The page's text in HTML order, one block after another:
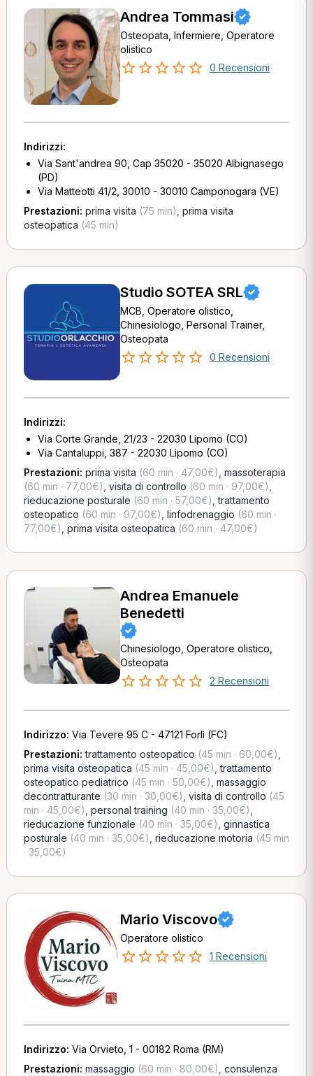
Andrea Tommasi
Osteopata, Infermiere, Operatore
olistico
0 Recensioni
Indirizzi:
Via Sant'andrea 90, Cap 35020 - 35020 Albignasego
(PD)
Via Matteotti 41/2, 30010 - 30010 Camponogara (VE)
Prestazioni: prima visita (75 min) prima visita
osteopatica (45 min)
Studio SOTEA SRL
MCB, Operatore olistico,
Chinesiologo, Personal Trainer,
Osteopata
0 Recensioni
Indirizzi:
Via Corte Grande, 21/23 - 22030 Lipomo (CO)
Via Cantaluppi, 387 - 22030 Lipomo (CO)
Prestazioni: prima visita (60 min · 47,00€) massoterapia
(60 min · 77,00€) visita di controllo (60 min · 97,00€)
rieducazione posturale (60 min · 57,00€) ,trattamento
osteopatico (60 min · 97,00€) linfodrenaggio (60 min ·
77,00€) prima visita osteopatica (60 min · 47,00€)
Andrea Emanuele
Benedetti
Chinesiologo, Operatore olistico,
Osteopata
2 Recensioni
Indirizzo: Via Tevere 95 C - 47121 Forlì (FC)
Prestazioni:trattamento osteopatico (45 min · 60,00€)
prima visita osteopatica (45 min · 45,00€) ,trattamento
osteopatico pediatrico (45 min · 50,00€) massaggio
decontratturante (30 min · 30,00€) visita di controllo (45
min · 45,00€) personal training (40 min · 35,00€)
rieducazione funzionale (40 min · 35,00€) ginnastica
posturale (40 min · 35,00€) rieducazione motoria (45 min
· 35,00€)
Mario Viscovo
Operatore olistico
1 Recensioni
Indirizzo: Via Orvieto, 1 - 00182 Roma (RM)
Prestazioni: massaggio (60 min · 80,00€) consulenza